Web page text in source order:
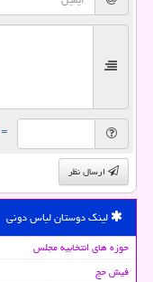
= ۲ بعلاوه ۴
ارسال نظر
لینک دوستان لباس دونی
حوزه های انتخابیه مجلس
فیش حج